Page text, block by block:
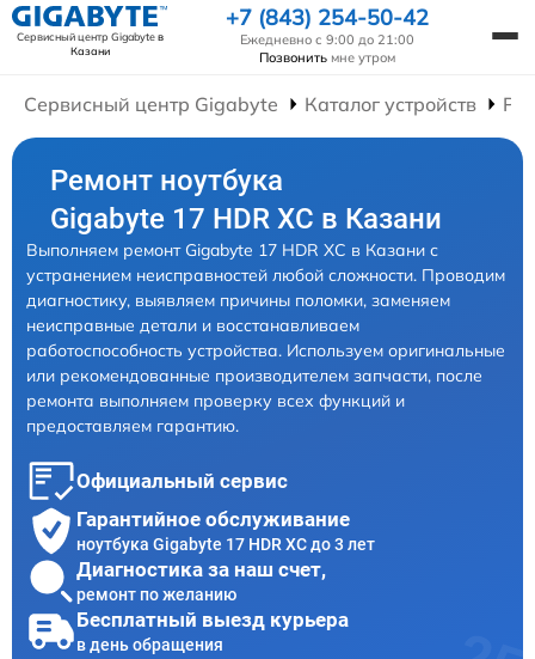
Сервисный центр Gigabyteв
Казани
+7 (843) 254-50-42
Ежедневно с 9:00 до 21:00
Позвонить мне утром
Сервисный центр Gigabyte Каталог устройств
Ремонт ноутбука
Gigabyte 17 HDR XC в Казани
Выполняем ремонт Gigabyte 17 HDR XC в Казани с
устранением неисправностей любой сложности. Проводим
диагностику, выявляем причины поломки, заменяем
неисправные детали и восстанавливаем
работоспособность устройства. Используем оригинальные
или рекомендованные производителем запчасти, после
ремонта выполняем проверку всех функций и
предоставляем гарантию.
Официальный сервис
Гарантийное обслуживание
ноутбука Gigabyte 17 HDR XC до 3 лет
Диагностика за наш счет,
ремонт по желанию
Бесплатный выезд курьера
в день обращения